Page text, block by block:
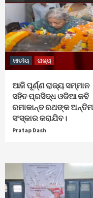
ଜାତୀୟ ରାଜ୍ୟ
ଆଜି ପୂର୍ଣ୍ଣ ରାଜ୍ୟ ସମ୍ମାନ
ସହିତ ପ୍ରସିଦ୍ଧ ଓଡିଆ କବି
ରମାକାନ୍ତ ରଥଙ୍କ ଅନ୍ତିମ
ସଂସ୍କାର କରାଯିବ।
Pratap Dash